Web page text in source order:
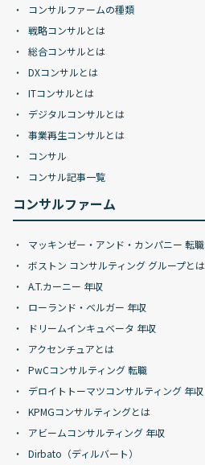
コンサルファームの種類
戦略コンサルとは
総合コンサルとは
DXコンサルとは
ITコンサルとは
デジタルコンサルとは
事業再生コンサルとは
コンサル
コンサル記事一覧
コンサルファーム
マッキンゼー・アンド・カンパニー 転職
ボストン コンサルティング グループとは
A.T.カーニー 年収
ローランド・ベルガー 年収
ドリームインキュベータ 年収
アクセンチュアとは
PwCコンサルティング 転職
デロイトトーマツコンサルティング 年収
KPMGコンサルティングとは
アビームコンサルティング 年収
Dirbato（ディルバート）